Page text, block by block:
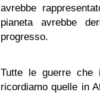
avrebbe
pianeta avrebbe
progresso.
Tutte le guerre che
ricordiamo quelle in